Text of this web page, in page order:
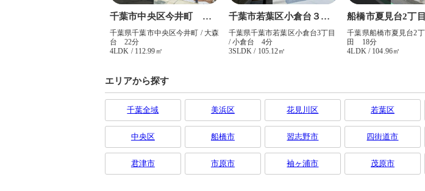
エリアから探す
千葉全域 美浜区 花見川区 若葉区
中央区 船橋市 習志野市 四街道市
君津市 市原市 袖ヶ浦市 茂原市